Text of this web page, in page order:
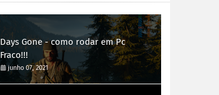
Days Gone - como rodar em Pc
Fraco!!!
junho 07, 2021